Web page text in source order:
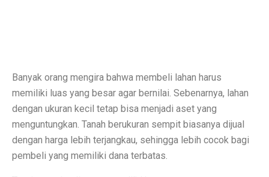
Ramalan Zodiak Libra dan Scorpio 2 Oktober 2025:
Sentimen Konsumen Menurun: Indeks Kepercayaan
Ramalan Jawa: 7 Weton Siap Bawa Kekayaan di
Semua Weton Jawa Beruntung! Energi Rezeki
Banyak orang mengira bahwa membeli lahan harus
memiliki luas yang besar agar bernilai. Sebenarnya, lahan
dengan ukuran kecil tetap bisa menjadi aset yang
menguntungkan. Tanah berukuran sempit biasanya dijual
dengan harga lebih terjangkau, sehingga lebih cocok bagi
pembeli yang memiliki dana terbatas.